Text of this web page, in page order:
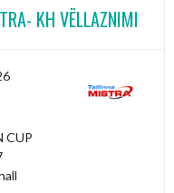
KH VËLLAZNIMI
CUP